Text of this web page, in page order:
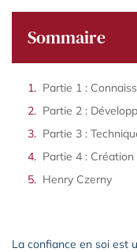
Sommaire
Partie 1 :
Partie 2 :
Partie 3 :
Henry Czerny
La confiance en soi est